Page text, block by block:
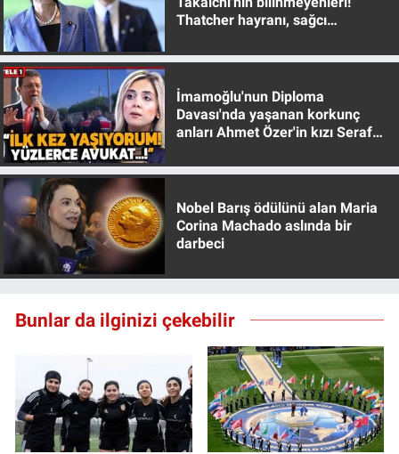
Thatcher hayranı, sağcı
İmamoğlu'nun Diploma
Davası'nda yaşanan korkunç
anları Ahmet Özer'in kızı Seraf
Nobel Barış ödülünü alan Maria
Corina Machado aslında bir
darbeci
Bunlar da ilginizi çekebilir